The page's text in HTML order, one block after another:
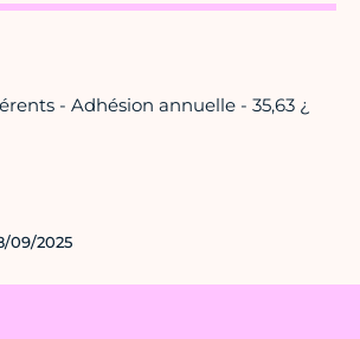
- Adhésion annuelle - 35,63 ¿
09/2025